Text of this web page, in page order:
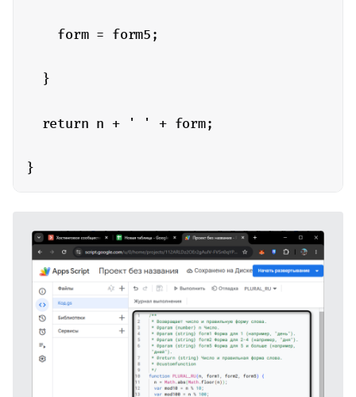
    form = form5;
  }
  return n + ' ' + form;